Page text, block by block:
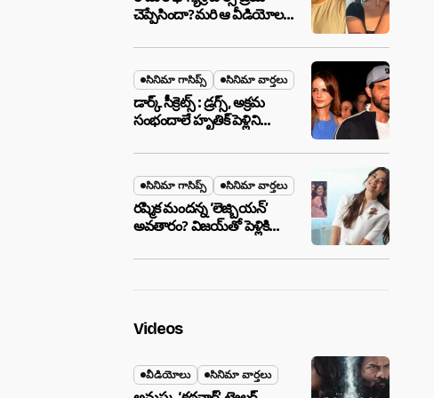
చెప్పేసిందా?మరి ఆ వీడియోల
సినిమా గాసిప్స్ సినిమా వార్తలు
డార్క్ సీక్రెట్స్ : డ్రగ్స్, అక్రమ
సంభందాలే హృతిక్ పెళ్లిని
సినిమా గాసిప్స్ సినిమా వార్తలు
రష్మిక మందన్న ‘లెజ్బియన్’
అవతారం? విజయ్‌తో పెళ్లికి
,నిజమేనా?
Videos
వీడియోలు సినిమా వార్తలు